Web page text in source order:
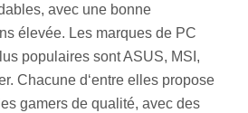
ables, avec une bonne
é levée. Les marques de PC
popul aires sontASUS, MSI ,
. Chacune d‘entre ell es propose
gamers de qual ité, avec des